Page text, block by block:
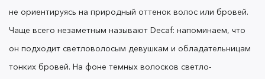
отмерить количество продукта. В хайлайтерах
OK Beautyдля этого предусмотрена мини-
помпа: достаточно перевернуть тюбик и нажать
на донышко. Одно нажатие — одна капля.
не ориентируясь на природный оттенок волос или бровей.
Чаще всего незаметным называют Decaf: напоминаем, что
он подходит светловолосым девушкам и обладательницам
тонких бровей. На фоне темных волосков светло-